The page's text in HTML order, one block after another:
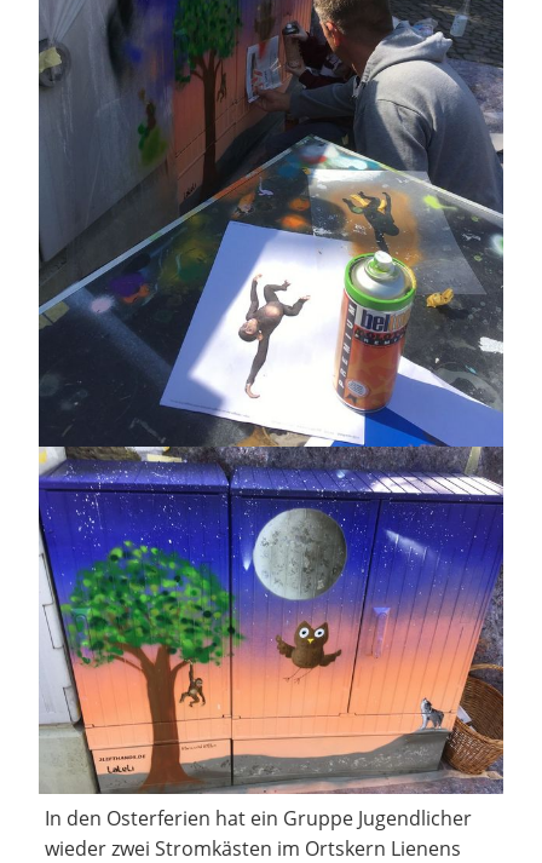
In den Osterferien hat ein Gruppe Jugendlicher
wieder zwei Stromkästen im Ortskern Lienens